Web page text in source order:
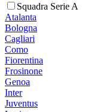
Squadra Serie A
Atalanta
Bologna
Cagliari
Como
Fiorentina
Frosinone
Genoa
Inter
Juventus